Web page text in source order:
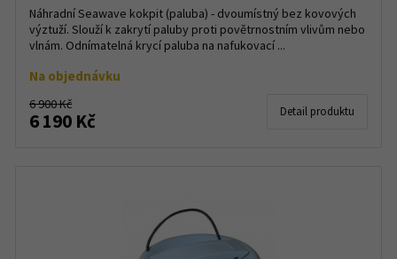
Náhradní Seawave kokpit (paluba) - dvoumístný bez kovových
výztuží. Slouží k zakrytí paluby proti povětrnostním vlivům nebo
vlnám. Odnímatelná krycí paluba na nafukovací ...
Na objednávku
6 900 Kč
6 190 Kč Detail produktu